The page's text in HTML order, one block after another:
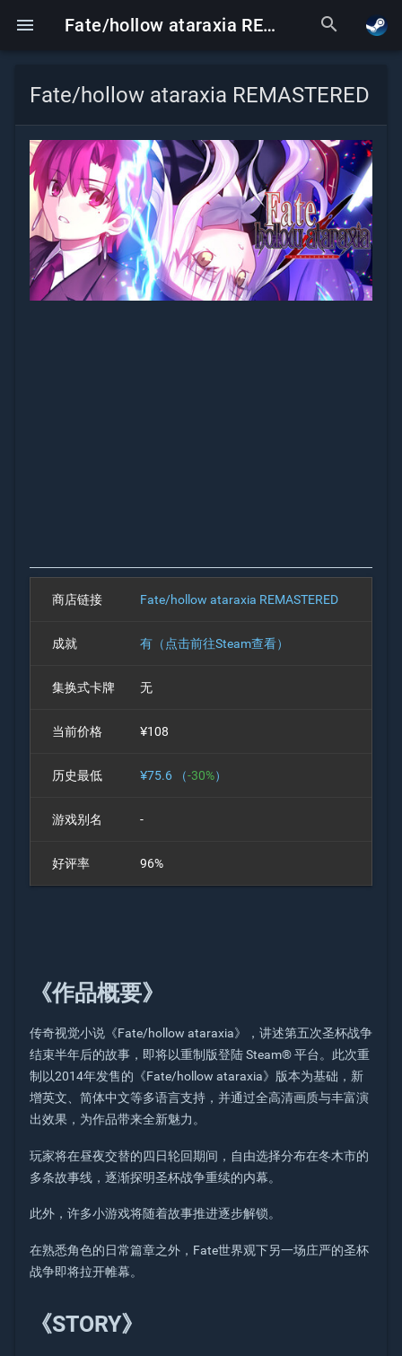
menu Fate/hollow ataraxia REMASTERED search
Fate/hollow ataraxia REMASTERED
商店链接 Fate/hollow ataraxia REMASTERED
成就 有（点击前往Steam查看）
集换式卡牌 无
当前价格 ¥108
历史最低 ¥75.6 （-30%）
游戏别名 -
好评率 96%
《作品概要》
传奇视觉小说《Fate/hollow ataraxia》，讲述第五次圣杯战争
结束半年后的故事，即将以重制版登陆 Steam® 平台。此次重
制以2014年发售的《Fate/hollow ataraxia》版本为基础，新
增英文、简体中文等多语言支持，并通过全高清画质与丰富演
出效果，为作品带来全新魅力。
玩家将在昼夜交替的四日轮回期间，自由选择分布在冬木市的
多条故事线，逐渐探明圣杯战争重续的内幕。
此外，许多小游戏将随着故事推进逐步解锁。
在熟悉角色的日常篇章之外，Fate世界观下另一场庄严的圣杯
战争即将拉开帷幕。
《STORY》